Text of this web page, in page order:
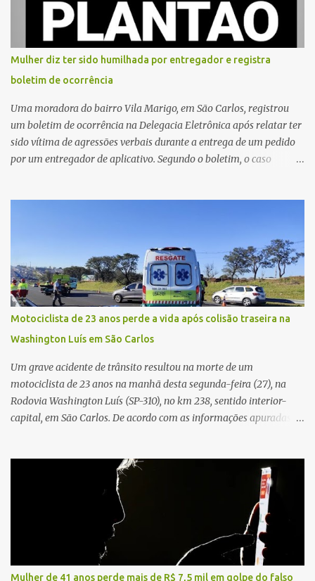
foram divulgadas informações oficiais sobre o estado de saúde dos
feridos. Equipes da Polícia Militar de Santa Gertrudes atenderam a
ocorrência e isolaram a área para o trabalho da perícia. Até a
última atualização, nenhum suspeito havia sido preso. A Polícia
Civil investigará a motivação da briga, a autoria dos disparos e as
circunstâncias do crime. A ocorrência segue em anda...
Mulher diz ter sido humilhada por entregador e registra
boletim de ocorrência
Uma moradora do bairro Vila Marigo, em São Carlos, registrou
um boletim de ocorrência na Delegacia Eletrônica após relatar ter
sido vítima de agressões verbais durante a entrega de um pedido
por um entregador de aplicativo. Segundo o boletim, o caso
proximidades. Ainda conforme o registro policial, a vítima relatou
que, ao receber a entrega, voltou a ser ofendida com palavras de
baixo calão e insultos. Ela informou à Polícia Civil que mora
sozinha e que se sentiu ameaçada, coagida e humilhada com a
situação. Fonte: São Carlos Agora
Motociclista de 23 anos perde a vida após colisão traseira na
Washington Luís em São Carlos
Um grave acidente de trânsito resultou na morte de um
motociclista de 23 anos na manhã desta segunda-feira (27), na
Rodovia Washington Luís (SP-310), no km 238, sentido interior-
capital, em São Carlos. De acordo com as informações apuradas no
veículo, o trânsito estava lento e congestionado devido a obras
realizadas na rodovia, momento em que ocorreu o impacto. Com
a violência da colisão, o motociclista foi arremessado ao solo.
Testemunhas relataram que o capacete teria se desprendido
durante o acidente. O jovem sofreu ferimentos gravíssimos e
morreu ainda no local. Equipes de resgate e de atendimento da
concessionária responsável pela rodovia foram acionadas e
Mulher de 41 anos perde mais de R$ 7,5 mil em golpe do falso